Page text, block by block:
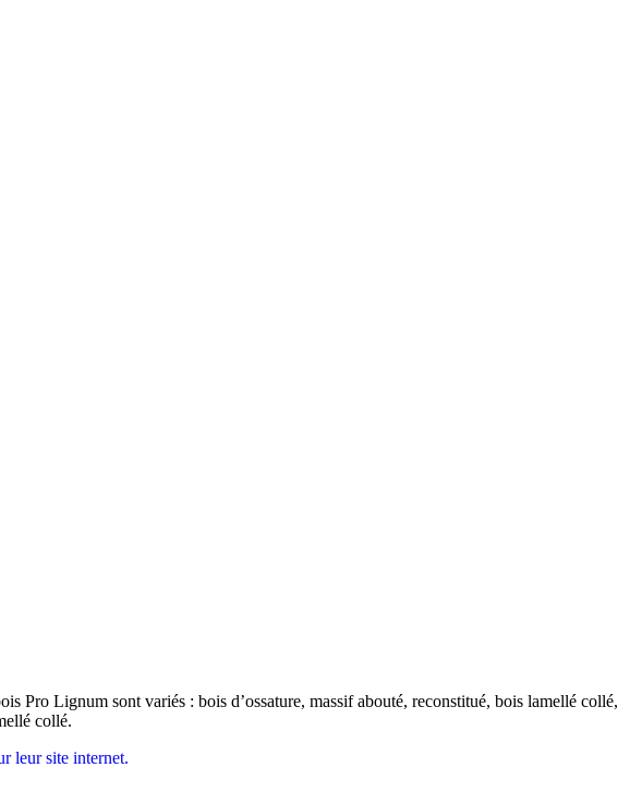
Pro Lignum sont variés : bois d’ossature, massif abouté, reconstitué, bois lamellé collé,
collé.
leur site internet.